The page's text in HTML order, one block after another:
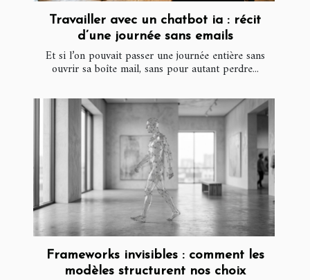
Travailler avec un chatbot ia : récit
d’une journée sans emails
Et si l’on pouvait passer une journée entière sans
ouvrir sa boîte mail, sans pour autant perdre...
Frameworks invisibles : comment les
modèles structurent nos choix